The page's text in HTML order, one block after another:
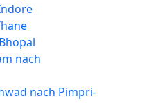
nach
nach Pimpri-